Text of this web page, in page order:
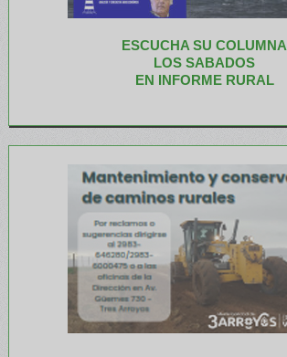
ESCUCHA SU COLUMNA
LOS SABADOS
EN INFORME RURAL